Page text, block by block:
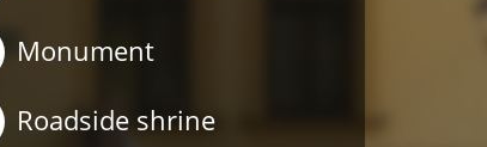
Monument
Roadside shrine